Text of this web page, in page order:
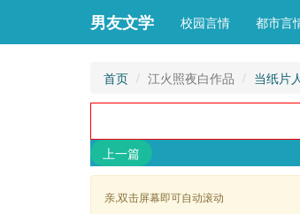
男友文学 校园言情 都市言
首页 江火照夜白作品 当纸片
上一篇
亲,双击屏幕即可自动滚动